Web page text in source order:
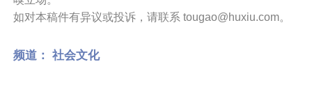
如对本稿件有异议或投诉，请联系 tougao@huxiu.com。
频道： 社会文化